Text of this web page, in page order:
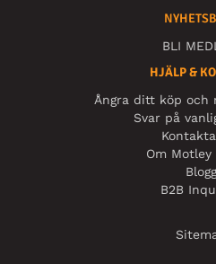
BLI
HJÄLP &
Ångra ditt köp och
Svar på
Om Motley
Blogg
B2B